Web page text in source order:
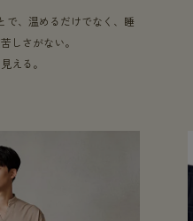
で、温めるだけでなく、睡
しさがない。
える。